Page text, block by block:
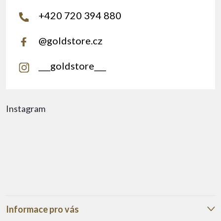
Instagram
Informace pro vás
+420 720 394 880
@goldstore.cz
___goldstore___